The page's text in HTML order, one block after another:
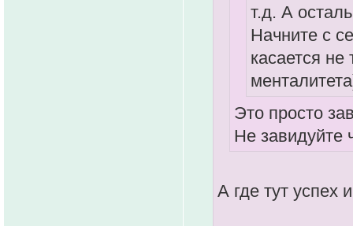
т.д. А
Начните с
касается
Это просто
Не завидуйте
А где тут успех